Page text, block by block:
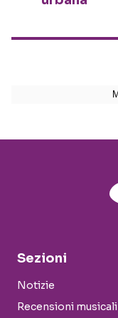
Sezioni
Notizie
Recensioni musicali